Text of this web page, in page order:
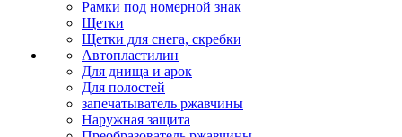
Рамки под номерной знак
Щетки
Щетки для снега, скребки
Автопластилин
Для днища и арок
Для полостей
запечатыватель ржавчины
Наружная защита